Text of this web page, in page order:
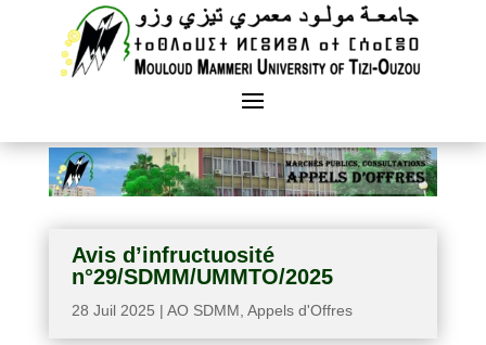
Avis d’infructuosité
n°29/SDMM/UMMTO/2025
28 Juil 2025 | AO SDMM Appels d'Offres